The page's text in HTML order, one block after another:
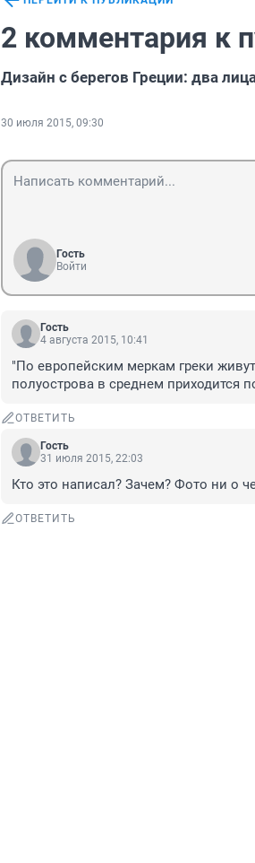
2 комментария к
Дизайн с берегов Греции: два
30 июля 2015, 09:30
Гость
Войти
Гость
4 августа 2015, 10:41
"По европейским меркам греки
полуострова в среднем приходится
ОТВЕТИТЬ
Гость
31 июля 2015, 22:03
Кто это написал? Зачем? Фото ни о
ОТВЕТИТЬ